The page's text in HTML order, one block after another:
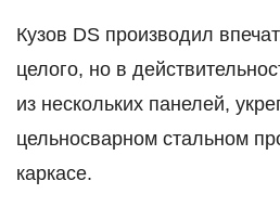
Кузов DS производил
целого, но в
из нескольких панелей,
цельносварном стальном
каркасе.